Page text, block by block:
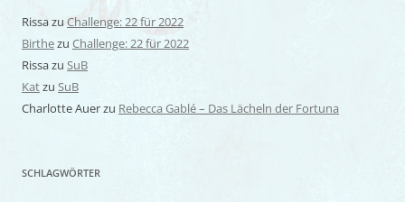
Rissazu Challenge: 22 für 2022
Birthezu Challenge: 22 für 2022
Rissazu SuB
Katzu SuB
Charlotte Auerzu Rebecca Gablé – Das Lächeln der Fortuna
SCHLAGWÖRTER